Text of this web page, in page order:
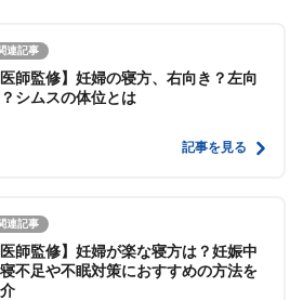
連記事
医師監修】妊婦の寝方、右向き？左向
シムスの体位とは
記事を見る
連記事
医師監修】妊婦が楽な寝方は？妊娠中
不足や不眠対策におすすめの方法を